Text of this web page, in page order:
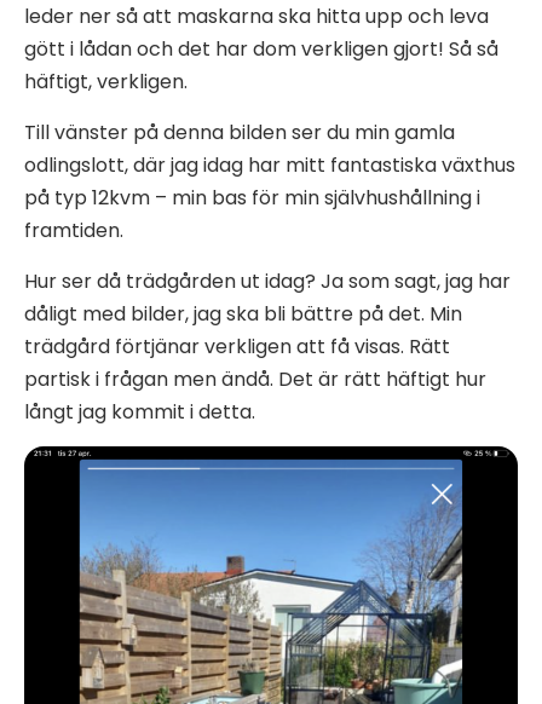
leder ner så att maskarna ska hitta upp och leva
gött i lådan och det har dom verkligen gjort! Så så
häftigt, verkligen.
Till vänster på denna bilden ser du min gamla
odlingslott, där jag idag har mitt fantastiska växthus
på typ 12kvm – min bas för min självhushållning i
framtiden.
Hur ser då trädgården ut idag? Ja som sagt, jag har
dåligt med bilder, jag ska bli bättre på det. Min
trädgård förtjänar verkligen att få visas. Rätt
partisk i frågan men ändå. Det är rätt häftigt hur
långt jag kommit i detta.